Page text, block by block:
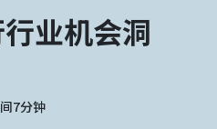
业机会洞
7分钟